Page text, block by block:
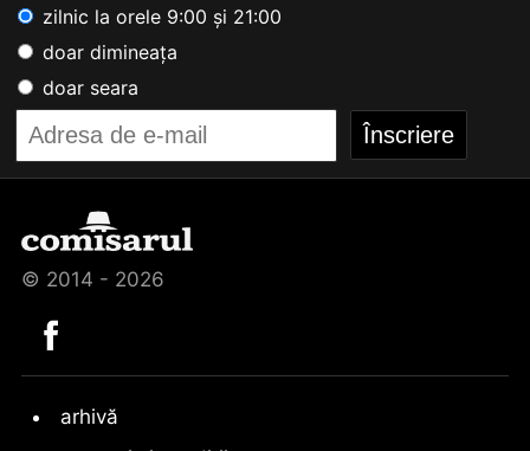
zilnic la orele 9:00 și 21:00
doar dimineața
doar seara
© 2014 - 2026
arhivă